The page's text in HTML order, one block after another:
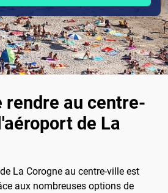
rendre au centre-
de La
La Corogne au centre-ville est
aux nombreuses options de